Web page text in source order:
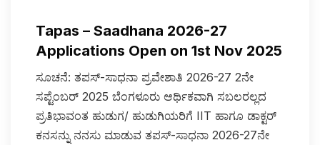
Tapas – Saadhana 2026-27
Applications Open on 1st Nov 2025
ಸೂಚನೆ: ತಪಸ್-ಸಾಧನಾ ಪ್ರವೇಶಾತಿ 2026-27 2ನೇ
ಸಪ್ಟೆಂಬರ್ 2025 ಬೆಂಗಳೂರು ಆರ್ಥಿಕವಾಗಿ ಸಬಲರಲ್ಲದ
ಪ್ರತಿಭಾವಂತ ಹುಡುಗ/ ಹುಡುಗಿಯರಿಗೆ IIT ಹಾಗೂ ಡಾಕ್ಟರ್
ಕನಸನ್ನು ನನಸು ಮಾಡುವ ತಪಸ್-ಸಾಧನಾ 2026-27ನೇ